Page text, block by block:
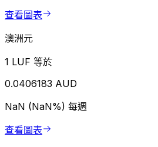
查看圖表
澳洲元
1 LUF 等於
0.0406183 AUD
NaN (NaN%) 每週
查看圖表